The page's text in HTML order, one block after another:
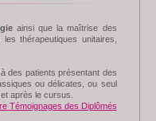
ainsi que la maîtrise des
thérapeutiques unitaires,
des patients présentant des
ou délicates, ou seul
après le cursus.
Témoignages des Diplômés